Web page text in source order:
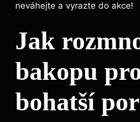
neváhejte a vyrazte do akce!
Jak
bakopu
bohatší